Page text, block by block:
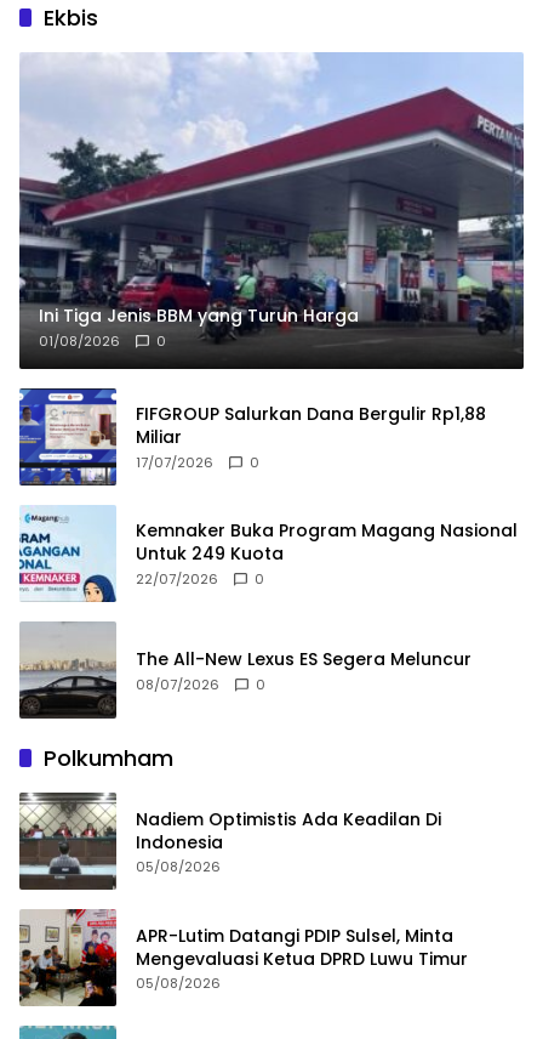
Ekbis
Ini Tiga Jenis BBM yang Turun Harga
01/08/2026 0
FIFGROUP Salurkan Dana Bergulir Rp1,88
Miliar
17/07/2026 0
Kemnaker Buka Program Magang Nasional
Untuk 249 Kuota
22/07/2026 0
The All-New Lexus ES Segera Meluncur
08/07/2026 0
Polkumham
Nadiem Optimistis Ada Keadilan Di
Indonesia
05/08/2026
APR-Lutim Datangi PDIP Sulsel, Minta
Mengevaluasi Ketua DPRD Luwu Timur
05/08/2026